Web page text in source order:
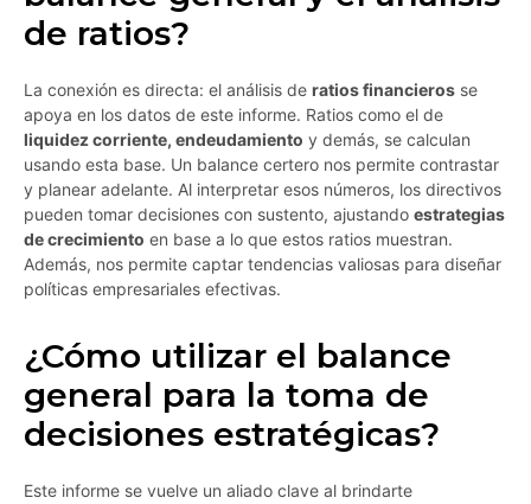
de ratios?
La conexión es directa: el análisis de ratios financieros se
apoya en los datos de este informe. Ratios como el de
liquidez corriente, endeudamiento y demás, se calculan
usando esta base. Un balance certero nos permite contrastar
y planear adelante. Al interpretar esos números, los directivos
pueden tomar decisiones con sustento, ajustando estrategias
de crecimiento en base a lo que estos ratios muestran.
Además, nos permite captar tendencias valiosas para diseñar
políticas empresariales efectivas.
¿Cómo utilizar el balance
general para la toma de
decisiones estratégicas?
Este informe se vuelve un aliado clave al brindarte